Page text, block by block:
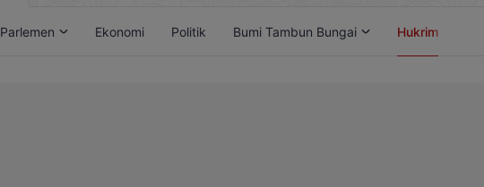
Parlemen Ekonomi Politik Bumi Tambun Bungai Hukrim